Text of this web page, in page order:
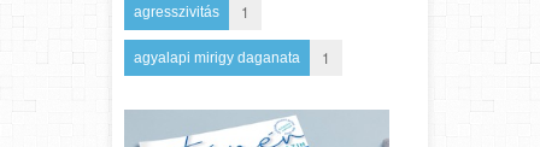
agresszivitás 1
agyalapi mirigy daganata 1